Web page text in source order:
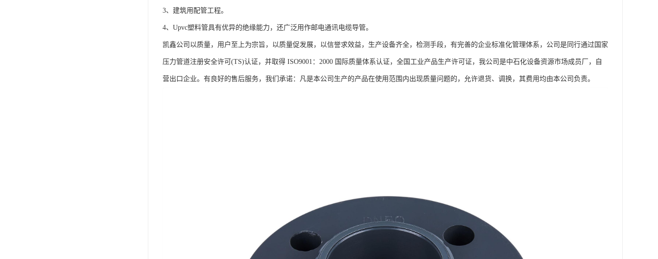
3、建筑用配管工程。
4、Upvc塑料管具有优异的绝缘能力，还广泛用作邮电通讯电缆导管。
凯鑫公司以质量，用户至上为宗旨，以质量促发展，以信誉求效益，生产设备齐全，检测手段，有完善的企业标准化管理体系，公司是同行通过国家
压力管道注册安全许可(TS)认证，并取得 ISO9001：2000 国际质量体系认证，全国工业产品生产许可证，我公司是中石化设备资源市场成员厂，自
营出口企业。有良好的售后服务，我们承诺：凡是本公司生产的产品在使用范围内出现质量问题的，允许退货、调换，其费用均由本公司负责。